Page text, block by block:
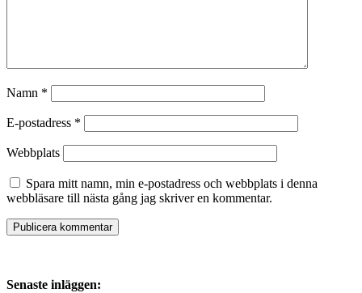
Namn *
E-postadress *
Webbplats
Spara mitt namn, min e-postadress och webbplats i denna
webbläsare till nästa gång jag skriver en kommentar.
Senaste inläggen: